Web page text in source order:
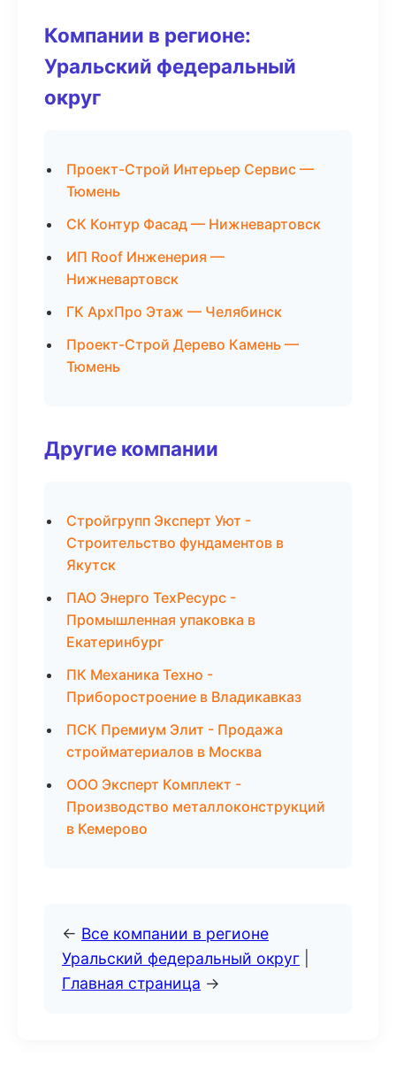
Компании в регионе:
Уральский федеральный
округ
Проект-Строй Интерьер Сервис —
Тюмень
СК Контур Фасад — Нижневартовск
ИП Roof Инженерия —
Нижневартовск
ГК АрхПро Этаж — Челябинск
Проект-Строй Дерево Камень —
Тюмень
Другие компании
Стройгрупп Эксперт Уют -
Строительство фундаментов в
Якутск
ПАО Энерго ТехРесурс -
Промышленная упаковка в
Екатеринбург
ПК Механика Техно -
Приборостроение в Владикавказ
ПСК Премиум Элит - Продажа
стройматериалов в Москва
ООО Эксперт Комплект -
Производство металлоконструкций
в Кемерово
← Все компании в регионе
Уральский федеральный округ
Главная страница →